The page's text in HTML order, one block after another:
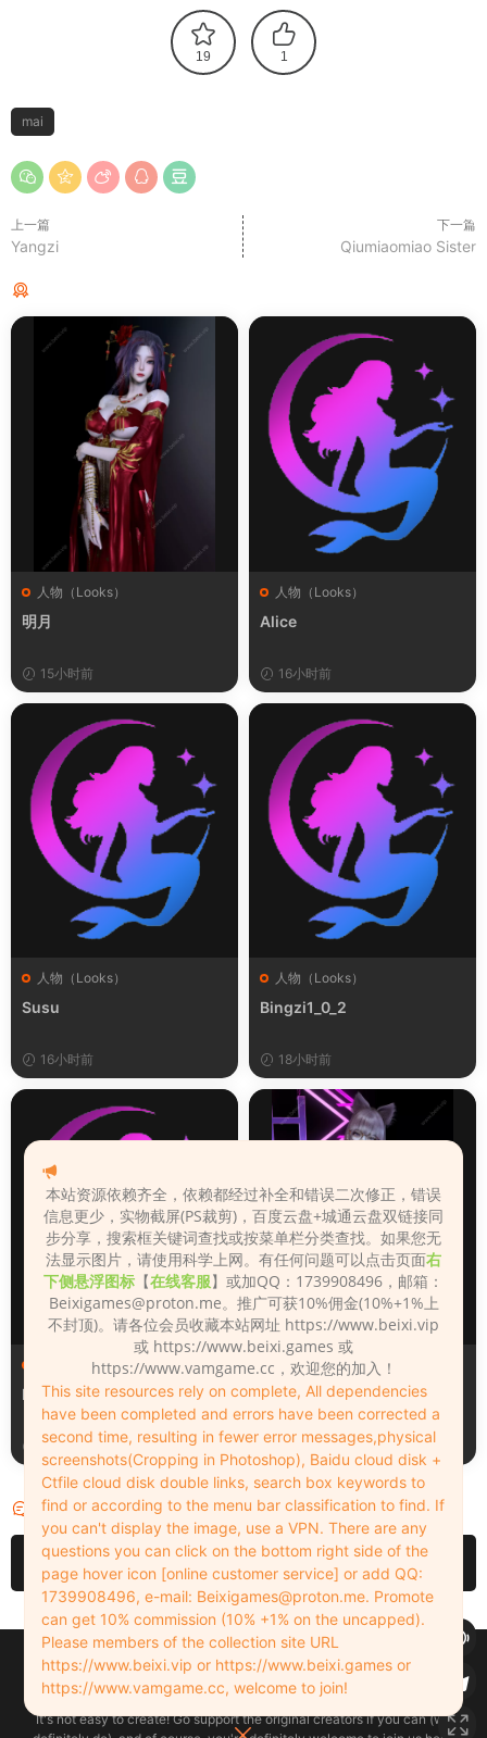
19 1
mai
上一篇
Yangzi
下一篇
Qiumiaomiao Sister
人物（Looks）
明月
15小时前
人物（Looks）
Alice
16小时前
人物（Looks）
Susu
16小时前
人物（Looks）
Bingzi1_0_2
18小时前
人物（Looks）
Monica_2_2_2
18小时前
人物（Looks）
Lizhen2025
1天前
评论 0
请先登录
Copyleft © 2022-2026 beixi.vip - All Rights Freedom！
创作不易！有能力的同学可以去支持一下原创作者（我们绝对支持），当然
了，您加入这里我们也绝对欢迎！
It's not easy to create! Go support the original creators if you can (we
本站资源依赖齐全，依赖都经过补全和错误二次修正，错误
信息更少，实物截屏(PS裁剪)，百度云盘+城通云盘双链接同
步分享，搜索框关键词查找或按菜单栏分类查找。如果您无
法显示图片，请使用科学上网。有任何问题可以点击页面右
下侧悬浮图标 【在线客服】或加QQ：1739908496，邮箱：
Beixigames@proton.me。推广可获10%佣金(10%+1%上
不封顶)。请各位会员收藏本站网址 https://www.beixi.vip
或 https://www.beixi.games 或
https://www.vamgame.cc，欢迎您的加入！
This site resources rely on complete, All dependencies
have been completed and errors have been corrected a
second time, resulting in fewer error messages,physical
screenshots(Cropping in Photoshop), Baidu cloud disk +
Ctfile cloud disk double links, search box keywords to
find or according to the menu bar classification to find. If
you can't display the image, use a VPN. There are any
questions you can click on the bottom right side of the
page hover icon [online customer service] or add QQ:
1739908496, e-mail: Beixigames@proton.me. Promote
can get 10% commission (10% +1% on the uncapped).
Please members of the collection site URL
https://www.beixi.vip or https://www.beixi.games or
https://www.vamgame.cc, welcome to join!